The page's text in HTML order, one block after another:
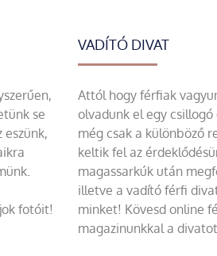
se
eszünk,
fotóit!
VADÍTÓ DIVAT
Attól hogy férfiak
olvadunk el egy
még csak a különböző
keltik fel az
magassarkúk után
illetve a vadító férfi
minket! Kövesd online
magazinunkkal a